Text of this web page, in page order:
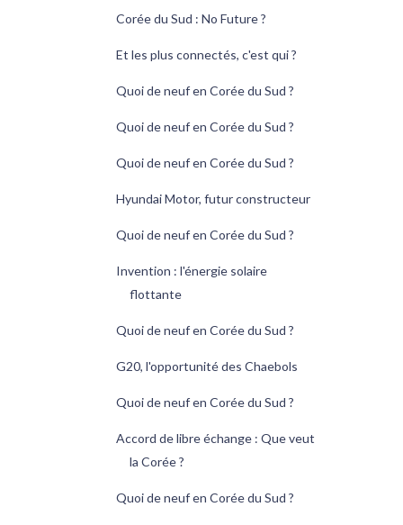
Corée du Sud : No Future ?
Et les plus connectés, c'est qui ?
Quoi de neuf en Corée du Sud ?
Quoi de neuf en Corée du Sud ?
Quoi de neuf en Corée du Sud ?
Hyundai Motor, futur constructeur
Quoi de neuf en Corée du Sud ?
Invention : l'énergie solaire
flottante
Quoi de neuf en Corée du Sud ?
G20, l'opportunité des Chaebols
Quoi de neuf en Corée du Sud ?
Accord de libre échange : Que veut
la Corée ?
Quoi de neuf en Corée du Sud ?